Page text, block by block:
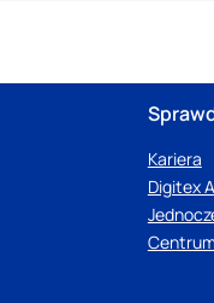
Kariera
Digitex